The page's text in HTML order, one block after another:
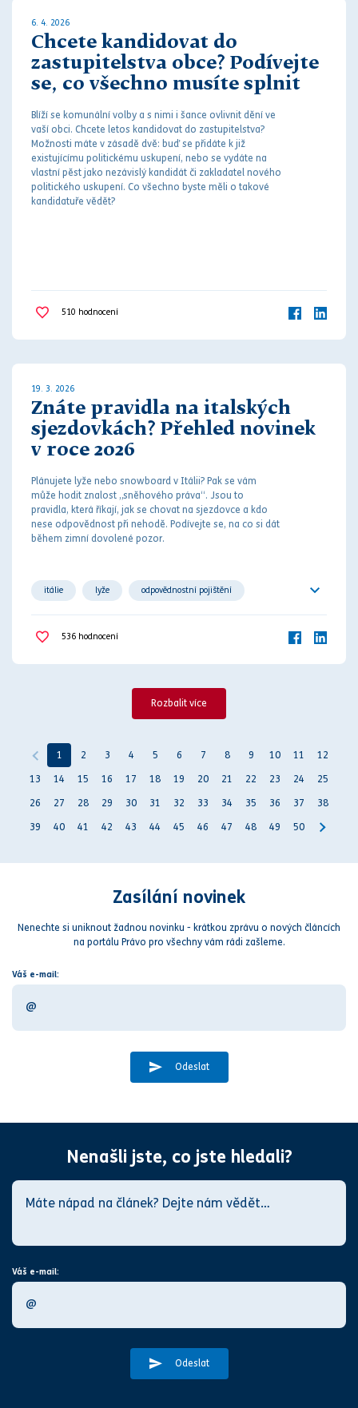
6. 4. 2026
Chcete kandidovat do
zastupitelstva obce? Podívejte
se, co všechno musíte splnit
Blíží se komunální volby a s nimi i šance ovlivnit dění ve
vaší obci. Chcete letos kandidovat do zastupitelstva?
Možnosti máte v zásadě dvě: buď se přidáte k již
existujícímu politickému uskupení, nebo se vydáte na
vlastní pěst jako nezávislý kandidát či zakladatel nového
politického uskupení. Co všechno byste měli o takové
kandidatuře vědět?
510 hodnocení
19. 3. 2026
Znáte pravidla na italských
sjezdovkách? Přehled novinek
v roce 2026
Plánujete lyže nebo snowboard v Itálii? Pak se vám
může hodit znalost „sněhového práva“. Jsou to
pravidla, která říkají, jak se chovat na sjezdovce a kdo
nese odpovědnost při nehodě. Podívejte se, na co si dát
během zimní dovolené pozor.
itálie lyže odpovědnostní pojištění
pokuty pravidla
výbava
536 hodnocení
Rozbalit více
1 2 3 4 5 6 7 8 9 10 11 12
13 14 15 16 17 18 19 20 21 22 23 24 25
26 27 28 29 30 31 32 33 34 35 36 37 38
39 40 41 42 43 44 45 46 47 48 49 50
Zasílání novinek
Nenechte si uniknout žadnou novinku - krátkou zprávu o nových článcích
na portálu Právo pro všechny vám rádi zašleme.
Váš e-mail:
Odeslat
Nenašli jste, co jste hledali?
Váš e-mail:
Odeslat